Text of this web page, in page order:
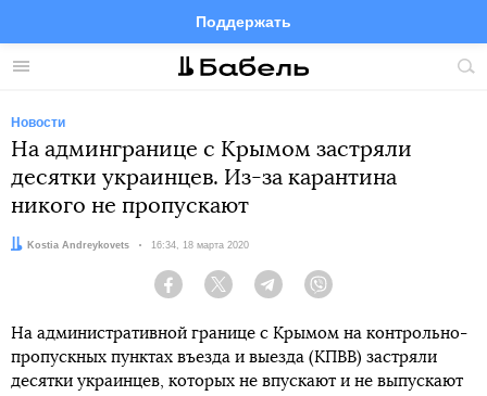
Меню
Поддержать
FacebookTelegramTwitter
Новости
На админгранице с Крымом застряли
десятки украинцев. Из-за карантина
никого не пропускают
Автор:Kostia Andreykovets Дата:
16:34, 18 марта 2020
Facebook Twitter Telegram
На административной границе с Крымом на контрольно-
пропускных пунктах въезда и выезда (КПВВ) застряли
десятки украинцев, которых не впускают и не выпускают